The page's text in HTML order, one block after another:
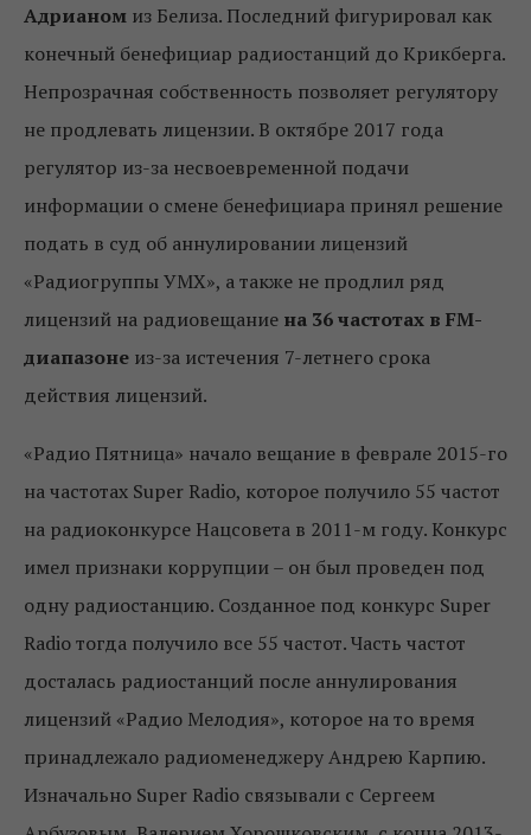
Адрианом из Белиза. Последний фигурировал как
конечный бенефициар радиостанций до Крикберга.
Непрозрачная собственность позволяет регулятору
не продлевать лицензии. В октябре 2017 года
регулятор из-за несвоевременной подачи
информации о смене бенефициара принял решение
подать в суд об аннулировании лицензий
«Радиогруппы УМХ», а также не продлил ряд
лицензий на радиовещание на 36 частотах в FM-
диапазоне из-за истечения 7-летнего срока
действия лицензий.
«Радио Пятница» начало вещание в феврале 2015-го
на частотах Super Radio, которое получило 55 частот
на радиоконкурсе Нацсовета в 2011-м году. Конкурс
имел признаки коррупции – он был проведен под
одну радиостанцию. Созданное под конкурс Super
Radio тогда получило все 55 частот. Часть частот
досталась радиостанций после аннулирования
лицензий «Радио Мелодия», которое на то время
принадлежало радиоменеджеру Андрею Карпию.
Изначально Super Radio связывали с Сергеем